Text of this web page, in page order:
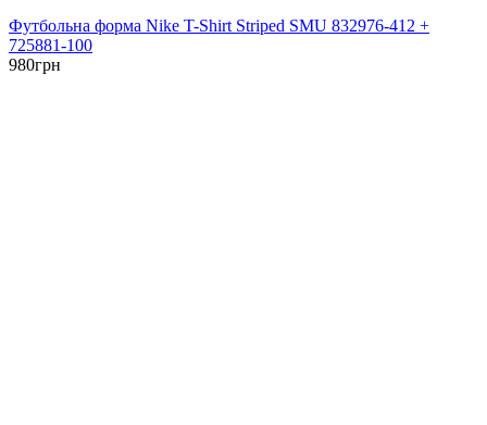
Футбольна форма Nike T-Shirt Striped SMU 832976-412 +
725881-100
980грн